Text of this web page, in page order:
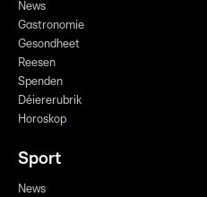
News
Gastronomie
Gesondheet
Reesen
Spenden
Déiererubrik
Horoskop
Sport
News